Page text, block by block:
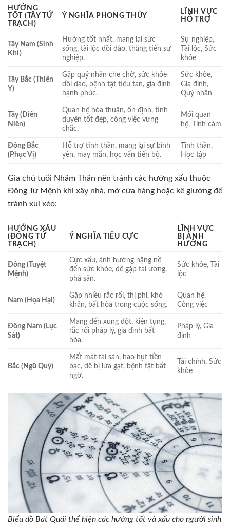
HƯỚNG
TỐT (TÂY TỨ
TRẠCH)
Ý NGHĨA PHONG THỦY
LĨNH VỰC
HỖ TRỢ
Tây Nam (Sinh
Khí)
Hướng tốt nhất, mang lại sức
sống, tài lộc dồi dào, thăng tiến sự
nghiệp.
Sự nghiệp,
Tài lộc, Sức
khỏe
Tây Bắc (Thiên
Y)
Gặp quý nhân che chở, sức khỏe
dồi dào, bệnh tật tiêu tan, gia đình
hạnh phúc.
Sức khỏe,
Gia đình,
Quý nhân
Tây (Diên
Niên)
Quan hệ hòa thuận, ổn định, tình
duyên tốt đẹp, công việc vững
chắc.
Mối quan
hệ, Tình cảm
Đông Bắc
(Phục Vị)
Hỗ trợ tinh thần, mang lại sự bình
yên, may mắn, học vấn tiến bộ.
Tinh thần,
Học tập
Gia chủ tuổi Nhâm Thân nên tránh các hướng xấu thuộc
Đông Tứ Mệnh khi xây nhà, mở cửa hàng hoặc kê giường để
tránh xui xẻo:
HƯỚNG XẤU
(ĐÔNG TỨ
TRẠCH)
Ý NGHĨA TIÊU CỰC
LĨNH VỰC
BỊ ẢNH
HƯỞNG
Đông (Tuyệt
Mệnh)
Cực xấu, ảnh hưởng nặng nề
đến sức khỏe, dễ gặp tai ương,
phá sản.
Sức khỏe, Tài
lộc
Nam (Họa Hại)
Gặp nhiều rắc rối, thị phi, khó
khăn, bất hòa trong cuộc sống.
Quan hệ,
Công việc
Đông Nam (Lục
Sát)
Mang đến xung đột, kiện tụng,
rắc rối pháp lý, gia đình bất
hòa.
Pháp lý, Gia
đình
Bắc (Ngũ Quỷ)
Mất mát tài sản, hao hụt tiền
bạc, dễ bị lừa gạt, bệnh tật bất
ngờ.
Tài chính, Sức
khỏe
Biểu đồ Bát Quái thể hiện các hướng tốt và xấu cho người sinh